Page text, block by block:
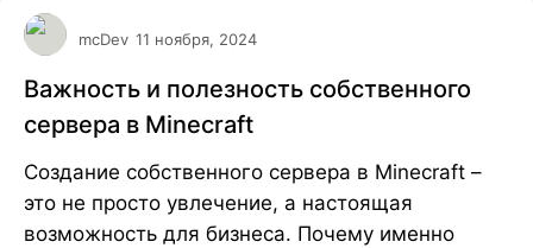
mcDev 11 ноября, 2024
Важность и полезность собственного
сервера в Minecraft
Создание собственного сервера в Minecraft –
это не просто увлечение, а настоящая
возможность для бизнеса. Почему именно